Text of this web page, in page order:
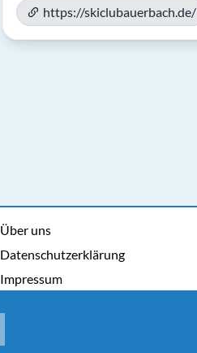
https://skiclubauerbach.de/
Über uns
Datenschutzerklärung
Impressum